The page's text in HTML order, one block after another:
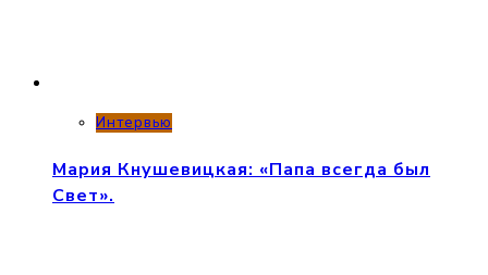
Интервью
Мария Кнушевицкая: «Папа всегда был
Свет».